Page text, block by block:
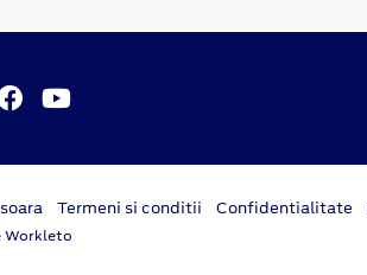
Termeni si conditii Confidentialitate